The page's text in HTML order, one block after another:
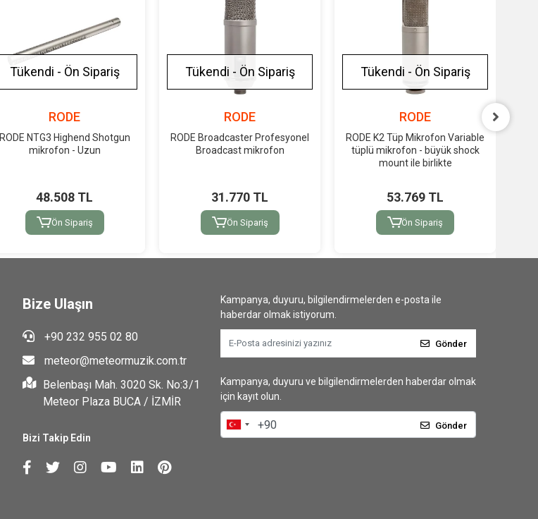
Tükendi - Ön Sipariş
RODE
RODE NTG3 Highend Shotgun
mikrofon - Uzun
48.508 TL
Ön Sipariş
Tükendi - Ön Sipariş
RODE
RODE Broadcaster Profesyonel
Broadcast mikrofon
31.770 TL
Ön Sipariş
Tükendi - Ön Sipariş
RODE
RODE K2 Tüp Mikrofon Variable
tüplü mikrofon - büyük shock
mount ile birlikte
53.769 TL
Ön Sipariş
Bize Ulaşın
+90 232 955 02 80
meteor@meteormuzik.com.tr
Belenbaşı Mah. 3020 Sk. No:3/1
Meteor Plaza BUCA / İZMİR
Bizi Takip Edin
Kampanya, duyuru, bilgilendirmelerden e-posta ile
haberdar olmak istiyorum.
Gönder
Kampanya, duyuru ve bilgilendirmelerden haberdar olmak
için kayıt olun.
Gönder